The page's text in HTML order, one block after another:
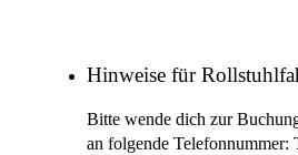
Hinweise für
Bitte wende dich zur
an folgende Telefonnummer: